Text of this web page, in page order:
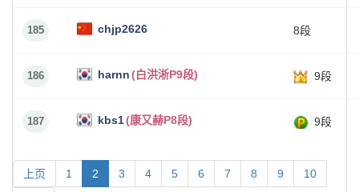
185 chjp2626 8段
186 harnn(白洪淅P9段) 9段
187 kbs1(康又赫P8段) 9段
上页 1 2 3 4 5 6 7 8 9 10